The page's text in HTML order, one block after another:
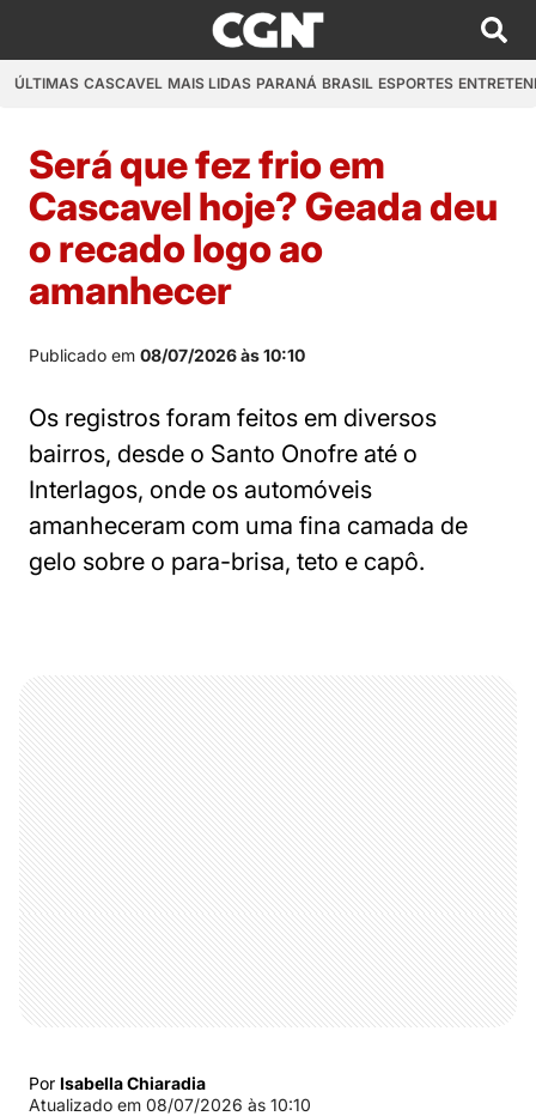
ÚLTIMAS CASCAVEL MAIS LIDAS PARANÁ BRASIL ESPORTES
Será que fez frio em
Cascavel hoje? Geada deu
o recado logo ao
amanhecer
Publicado em 08/07/2026 às 10:10
Os registros foram feitos em diversos
bairros, desde o Santo Onofre até o
Interlagos, onde os automóveis
amanheceram com uma fina camada de
gelo sobre o para-brisa, teto e capô.
Por Isabella Chiaradia
Atualizado em 08/07/2026 às 10:10